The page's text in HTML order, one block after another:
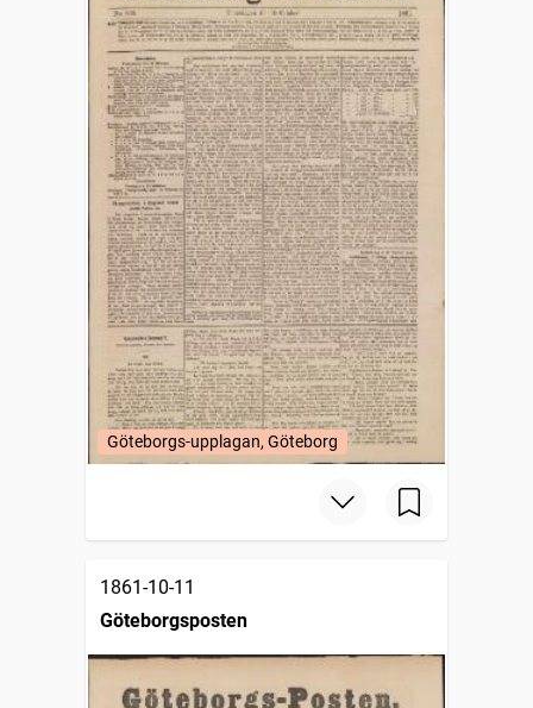
Göteborgs-upplagan, Göteborg
1861-10-11
Göteborgsposten